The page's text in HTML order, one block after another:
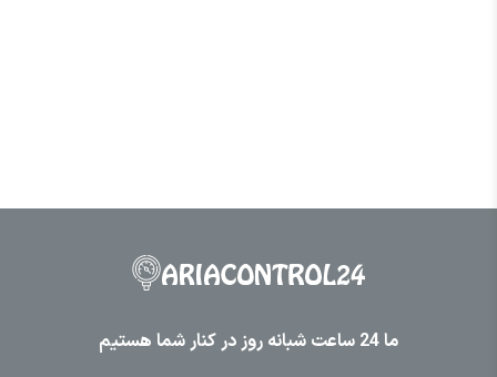
ما 24 ساعت شبانه روز در کنار شما هستیم